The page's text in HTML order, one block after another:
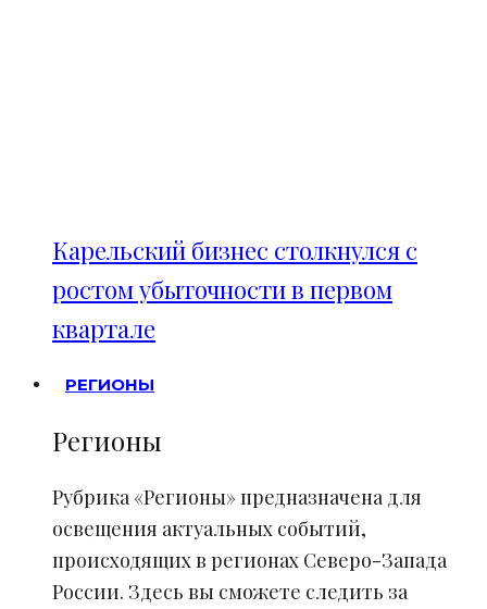
Карельский бизнес столкнулся с
ростом убыточности в первом
квартале
РЕГИОНЫ
Регионы
Рубрика «Регионы» предназначена для
освещения актуальных событий,
происходящих в регионах Северо-Запада
России. Здесь вы сможете следить за